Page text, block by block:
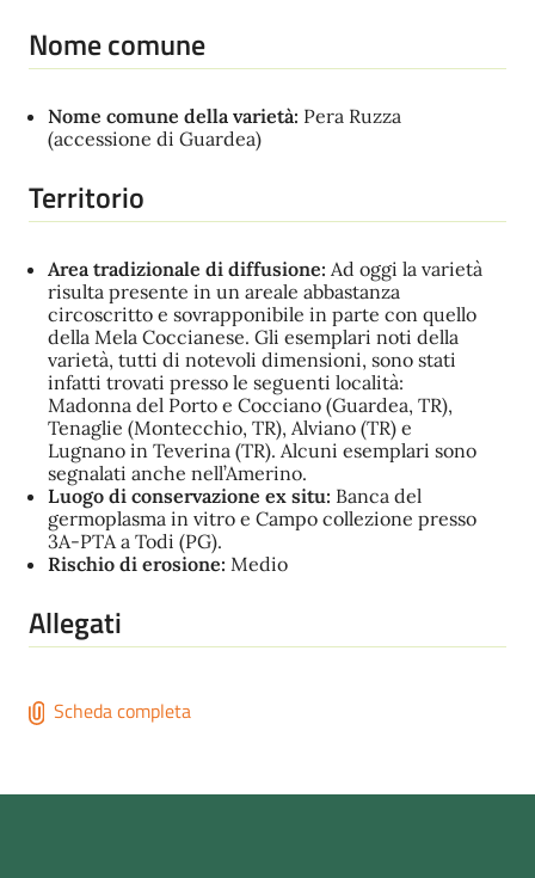
Nome comune
Nome comune della varietà: Pera Ruzza
(accessione di Guardea)
Territorio
Area tradizionale di diffusione: Ad oggi la varietà
risulta presente in un areale abbastanza
circoscritto e sovrapponibile in parte con quello
della Mela Coccianese. Gli esemplari noti della
varietà, tutti di notevoli dimensioni, sono stati
infatti trovati presso le seguenti località:
Madonna del Porto e Cocciano (Guardea, TR),
Tenaglie (Montecchio, TR), Alviano (TR) e
Lugnano in Teverina (TR). Alcuni esemplari sono
segnalati anche nell’Amerino.
Luogo di conservazione ex situ: Banca del
germoplasma in vitro e Campo collezione presso
3A-PTA a Todi (PG).
Rischio di erosione: Medio
Allegati
Scheda completa